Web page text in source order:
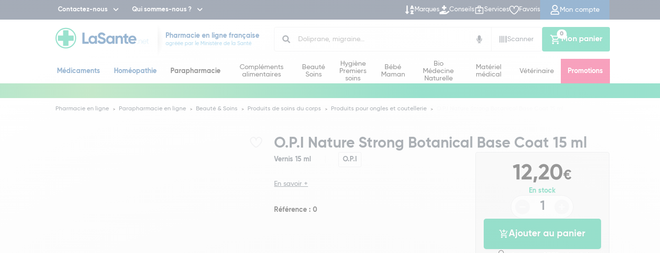
Contactez-nous Qui sommes-nous ? Marques Conseils Services Favoris Mon compte
Pharmacie en ligne française
agréée par le Ministère de la Santé
Scanner
Mon panier
0
Médicaments Homéopathie Parapharmacie
Compléments
alimentaires
Beauté
Soins
Hygiène
Premiers
soins
Bébé
Maman
Bio
Médecine
Naturelle
Matériel
médical
Vétérinaire Promotions
Pharmacie en ligne Parapharmacie en ligne Beauté & Soins Produits de soins du corps Produits pour ongles et coutellerie
O.P.I Nature Strong Botanical Base Coat 15 ml
Vernis 15 ml O.P.I
En savoir +
Référence : 0
12,20€
En stock
Ajouter au panier